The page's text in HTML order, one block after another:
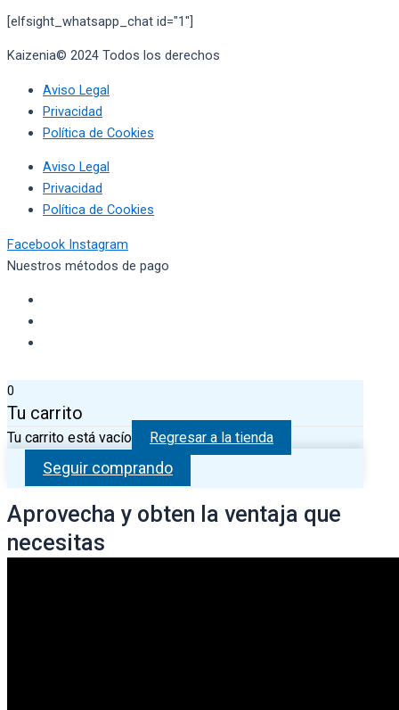
[elfsight_whatsapp_chat id="1"]
Kaizenia© 2024 Todos los derechos
Aviso Legal
Privacidad
Política de Cookies
Aviso Legal
Privacidad
Política de Cookies
Facebook Instagram
Nuestros métodos de pago
0
Tu carrito
Tu carrito está vacío Regresar a la tienda
Seguir comprando
Aprovecha y obten la ventaja que
necesitas